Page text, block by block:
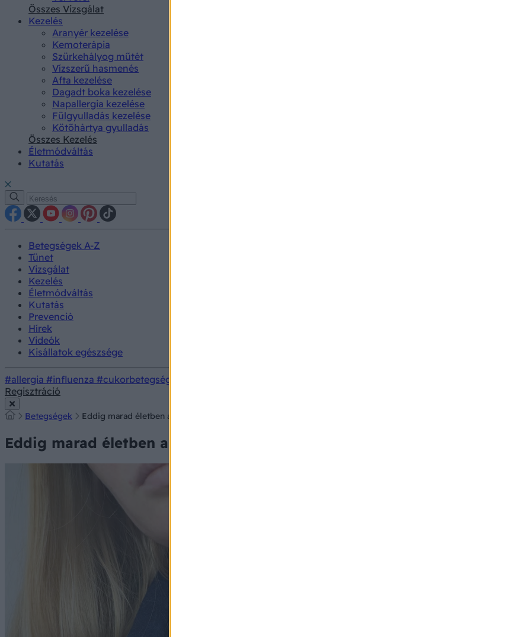
Összes Vizsgálat
Kezelés
Aranyér kezelése
Kemoterápia
Szürkehályog műtét
Vízszerű hasmenés
Afta kezelése
Dagadt boka kezelése
Napallergia kezelése
Fülgyulladás kezelése
Kötőhártya gyulladás
Összes Kezelés
Életmódváltás
Kutatás
Betegségek A-Z
Tünet
Vizsgálat
Kezelés
Életmódváltás
Kutatás
Prevenció
Hírek
Videók
Kisállatok egészsége
#allergia #influenza #cukorbetegség
Regisztráció
Betegségek Eddig marad életben a rühatka a bőrön kívül
Eddig marad életben a rühatka a bőrön kívül